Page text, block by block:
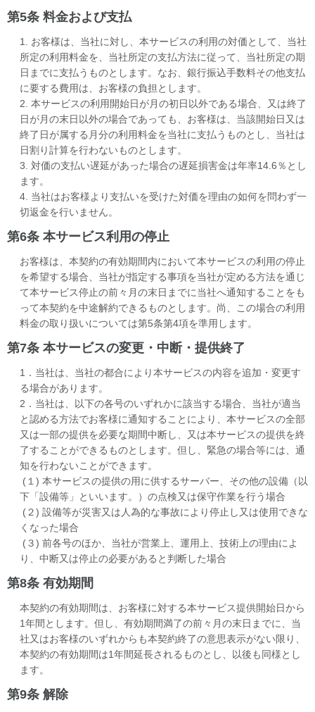
第5条 料金および支払
1. お客様は、当社に対し、本サービスの利用の対価として、当社
所定の利用料金を、当社所定の支払方法に従って、当社所定の期
日までに支払うものとします。なお、銀行振込手数料その他支払
に要する費用は、お客様の負担とします。
2. 本サービスの利用開始日が月の初日以外である場合、又は終了
日が月の末日以外の場合であっても、お客様は、当該開始日又は
終了日が属する月分の利用料金を当社に支払うものとし、当社は
日割り計算を行わないものとします。
3. 対価の支払い遅延があった場合の遅延損害金は年率14.6％とし
ます。
4. 当社はお客様より支払いを受けた対価を理由の如何を問わず一
切返金を行いません。
第6条 本サービス利用の停止
お客様は、本契約の有効期間内において本サービスの利用の停止
を希望する場合、当社が指定する事項を当社が定める方法を通じ
て本サービス停止の前々月の末日までに当社へ通知することをも
って本契約を中途解約できるものとします。尚、この場合の利用
料金の取り扱いについては第5条第4項を準用します。
第7条 本サービスの変更・中断・提供終了
1．当社は、当社の都合により本サービスの内容を追加・変更す
る場合があります。
2．当社は、以下の各号のいずれかに該当する場合、当社が適当
と認める方法でお客様に通知することにより、本サービスの全部
又は一部の提供を必要な期間中断し、又は本サービスの提供を終
了することができるものとします。但し、緊急の場合等には、通
知を行わないことができます。
(１) 本サービスの提供の用に供するサーバー、その他の設備（以
下「設備等」といいます。）の点検又は保守作業を行う場合
(２) 設備等が災害又は人為的な事故により停止し又は使用できな
くなった場合
(３) 前各号のほか、当社が営業上、運用上、技術上の理由によ
り、中断又は停止の必要があると判断した場合
第8条 有効期間
本契約の有効期間は、お客様に対する本サービス提供開始日から
1年間とします。但し、有効期間満了の前々月の末日までに、当
社又はお客様のいずれからも本契約終了の意思表示がない限り、
本契約の有効期間は1年間延長されるものとし、以後も同様とし
ます。
第9条 解除